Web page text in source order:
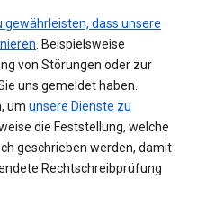
gewährleisten, dass unsere
. Beispielsweise
von Störungen oder zur
uns gemeldet haben.
um unsere Dienste zu
die Feststellung, welche
geschrieben werden, damit
Rechtschreibprüfung